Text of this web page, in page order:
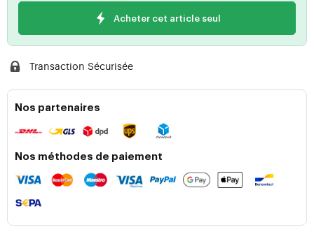
Acheter cet article seul
Transaction Sécurisée
Nos partenaires
Nos méthodes de paiement